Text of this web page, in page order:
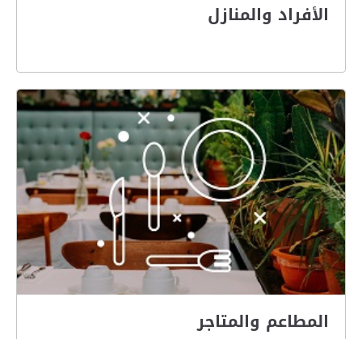
الأفراد والمنازل
المطاعم والمتاجر